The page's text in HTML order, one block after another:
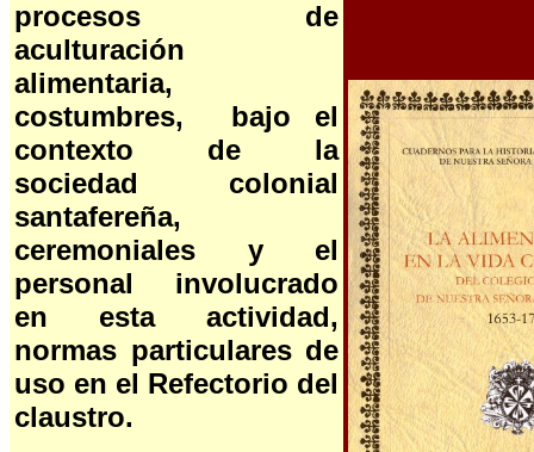
procesos de
aculturación
alimentaria,
costumbres,
bajo el
contexto de la
sociedad colonial
santafereña,
ceremoniales y el
personal involucrado
en esta actividad,
normas particulares de
uso en el Refectorio del
claustro.